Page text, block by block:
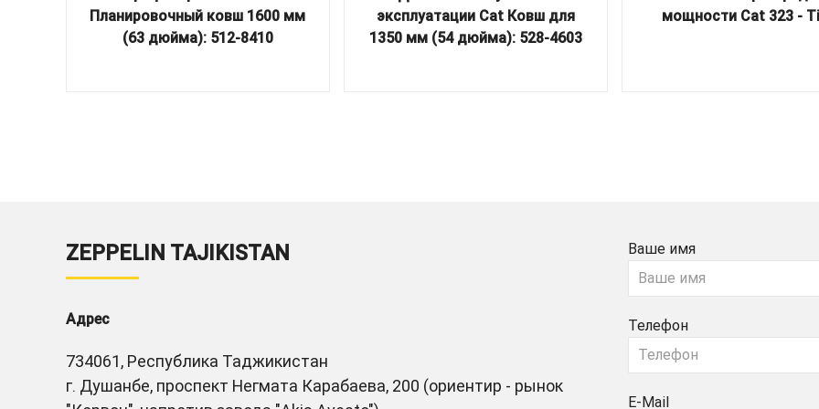
Планировочный ковш 1600 мм
(63 дюйма): 512-8410
эксплуатации Cat Ковш для
1350 мм (54 дюйма): 528-4603
мощности Cat 323 -
ZEPPELIN TAJIKISTAN
Адрес
734061, Республика Таджикистан
г. Душанбе, проспект Негмата Карабаева, 200 (ориентир - рынок
Ваше имя
Телефон
E-Mail